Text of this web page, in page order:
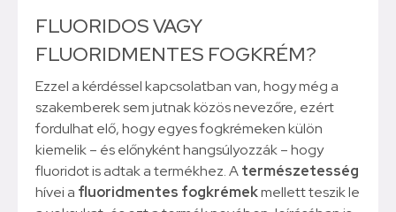
FLUORIDOS VAGY
FLUORIDMENTES FOGKRÉM?
Ezzel a kérdéssel kapcsolatban van, hogy még a
szakemberek sem jutnak közös nevezőre, ezért
fordulhat elő, hogy egyes fogkrémeken külön
kiemelik – és előnyként hangsúlyozzák – hogy
fluoridot is adtak a termékhez. Atermészetesség
hívei a fluoridmentes fogkrémekmellett teszik le